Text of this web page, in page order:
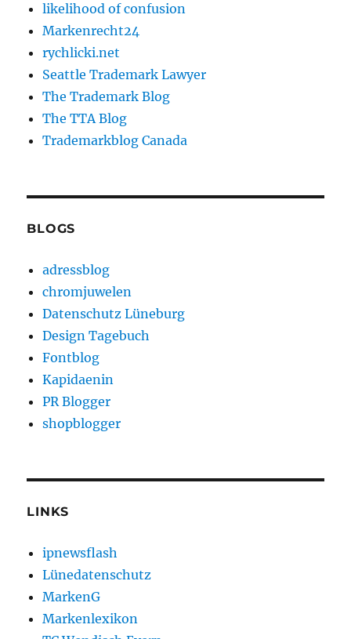
likelihood of confusion
Markenrecht24
rychlicki.net
Seattle Trademark Lawyer
The Trademark Blog
The TTA Blog
Trademarkblog Canada
BLOGS
adressblog
chromjuwelen
Datenschutz Lüneburg
Design Tagebuch
Fontblog
Kapidaenin
PR Blogger
shopblogger
LINKS
ipnewsflash
Lünedatenschutz
MarkenG
Markenlexikon